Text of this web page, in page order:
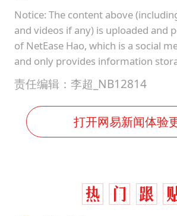
Notice: The content above
and videos if any) is uploaded and
of NetEase Hao, which is a social
and only provides information
责任编辑：李超_NB12814
打开网易新闻体验